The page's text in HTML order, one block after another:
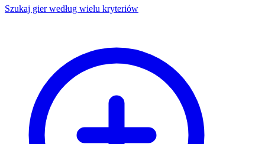
Szukaj gier według wielu kryteriów